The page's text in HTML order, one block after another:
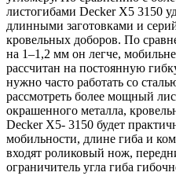
листогибами Decker X5 3150
длинными заготовками и
кровельных доборов. По
на 1–1,2 мм он легче,
рассчитан на постоянную
нужно часто работать со
рассмотреть более мощный
окрашенного металла,
Decker X5- 3150 будет
мобильности, длине гиба и
входят роликовый нож,
ограничитель угла гиба